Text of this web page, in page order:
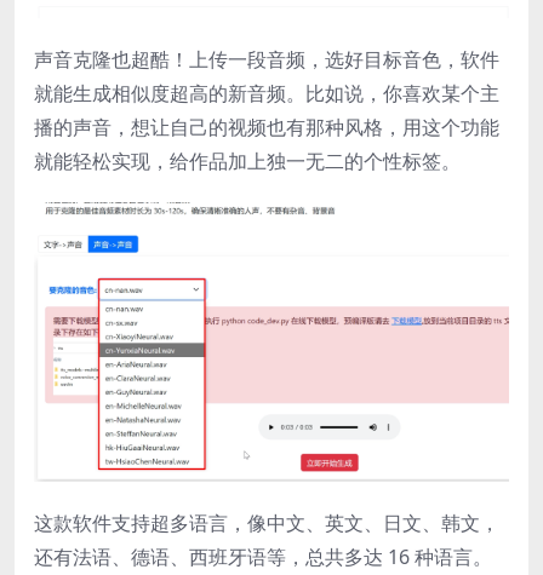
声音克隆也超酷！上传一段音频，选好目标音色，软件
就能生成相似度超高的新音频。比如说，你喜欢某个主
播的声音，想让自己的视频也有那种风格，用这个功能
就能轻松实现，给作品加上独一无二的个性标签。
这款软件支持超多语言，像中文、英文、日文、韩文，
还有法语、德语、西班牙语等，总共多达 16 种语言。